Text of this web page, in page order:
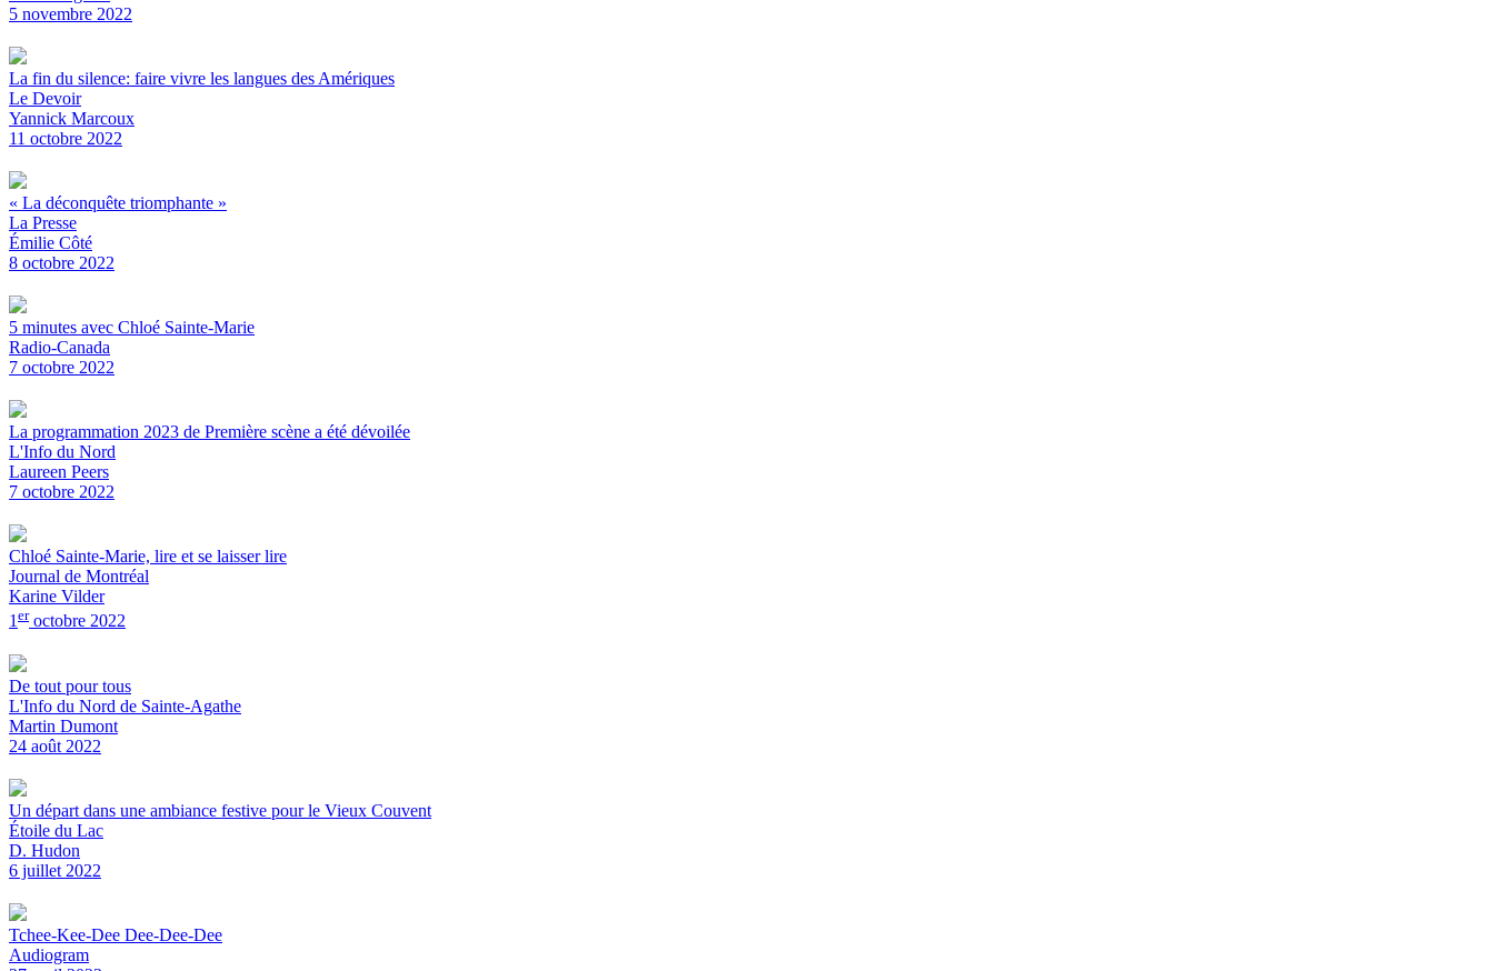
5 novembre 2022
La fin du silence: faire vivre les langues des Amériques
Le Devoir
Yannick Marcoux
11 octobre 2022
« La déconquête triomphante »
La Presse
Émilie Côté
8 octobre 2022
5 minutes avec Chloé Sainte-Marie
Radio-Canada
7 octobre 2022
La programmation 2023 de Première scène a été dévoilée
L'Info du Nord
Laureen Peers
7 octobre 2022
Chloé Sainte-Marie, lire et se laisser lire
Journal de Montréal
Karine Vilder
1eroctobre 2022
De tout pour tous
L'Info du Nord de Sainte-Agathe
Martin Dumont
24 août 2022
Un départ dans une ambiance festive pour le Vieux Couvent
Étoile du Lac
D. Hudon
6 juillet 2022
Tchee-Kee-Dee Dee-Dee-Dee
Audiogram